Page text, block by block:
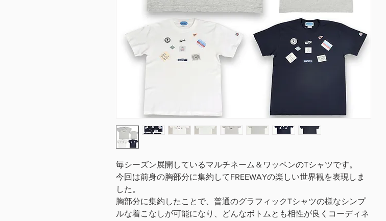
毎シーズン展開しているマルチネーム＆ワッペンのTシャツです。
今回は前身の胸部分に集約してFREEWAYの楽しい世界観を表現しま
した。
胸部分に集約したことで、普通のグラフィックTシャツの様なシンプ
ルな着こなしが可能になり、どんなボトムとも相性が良くコーディネ